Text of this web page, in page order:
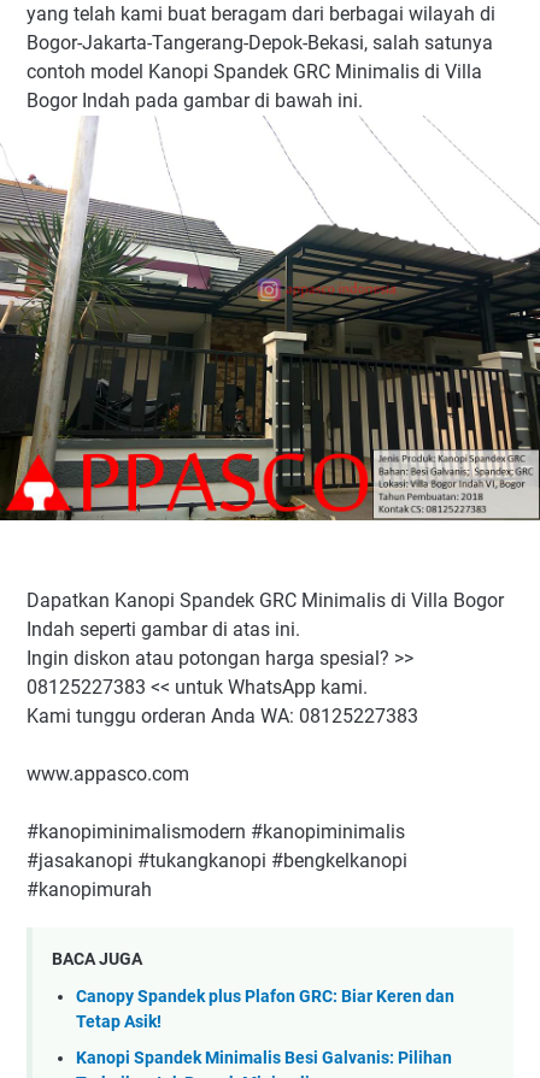
yang telah kami buat beragam dari berbagai wilayah di
Bogor-Jakarta-Tangerang-Depok-Bekasi, salah satunya
contoh model Kanopi Spandek GRC Minimalis di Villa
Bogor Indah pada gambar di bawah ini.
Dapatkan Kanopi Spandek GRC Minimalis di Villa Bogor
Indah seperti gambar di atas ini.
Ingin diskon atau potongan harga spesial? >>
08125227383 << untuk WhatsApp kami.
Kami tunggu orderan Anda WA: 08125227383
www.appasco.com
#kanopiminimalismodern #kanopiminimalis
#jasakanopi #tukangkanopi #bengkelkanopi
#kanopimurah
BACA JUGA
Canopy Spandek plus Plafon GRC: Biar Keren dan
Tetap Asik!
Kanopi Spandek Minimalis Besi Galvanis: Pilihan